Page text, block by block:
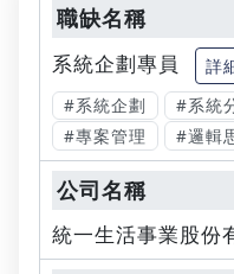
系統企劃專員
詳
#系統企劃
#系統
#專案管理
#邏輯
統一生活事業股份